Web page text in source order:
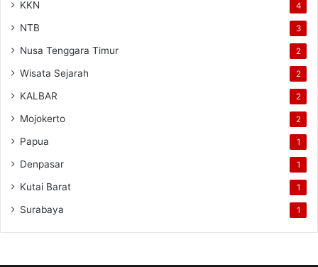
KKN 4
NTB 3
Nusa Tenggara Timur 2
Wisata Sejarah 2
KALBAR 2
Mojokerto 2
Papua 1
Denpasar 1
Kutai Barat 1
Surabaya 1